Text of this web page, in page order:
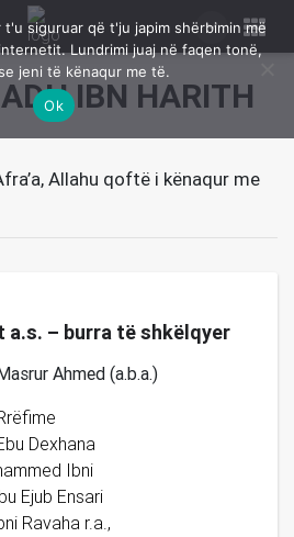
IBN HARITH
Allahu qoftë i kënaqur me
a.s. – burra të shkëlqyer
Ahmed (a.b.a.)
Dexhana
Ibni
Ejub Ensari
Ravaha r.a.,
siguruar që t'ju japim shërbimin më
Lundrimi juaj në faqen tonë,
jeni të kënaqur me të.
Ok